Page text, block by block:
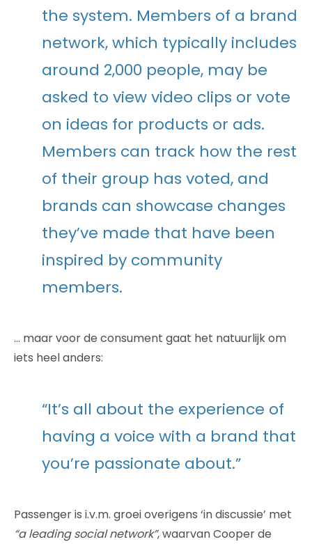
the system. Members of a brand
network, which typically includes
around 2,000 people, may be
asked to view video clips or vote
on ideas for products or ads.
Members can track how the rest
of their group has voted, and
brands can showcase changes
they’ve made that have been
inspired by community
members.
… maar voor de consument gaat het natuurlijk om
iets heel anders:
“It’s all about the experience of
having a voice with a brand that
you’re passionate about.”
Passenger is i.v.m. groei overigens ‘in discussie’ met
“a leading social network”, waarvan Cooper de